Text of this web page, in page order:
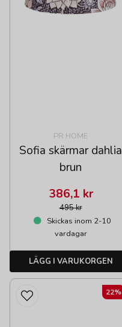
PR HOME
Sofia skärmar dahlia
brun
495 kr
386,1 kr
Skickas inom 2-10
vardagar
LÄGG I VARUKORGEN
22%